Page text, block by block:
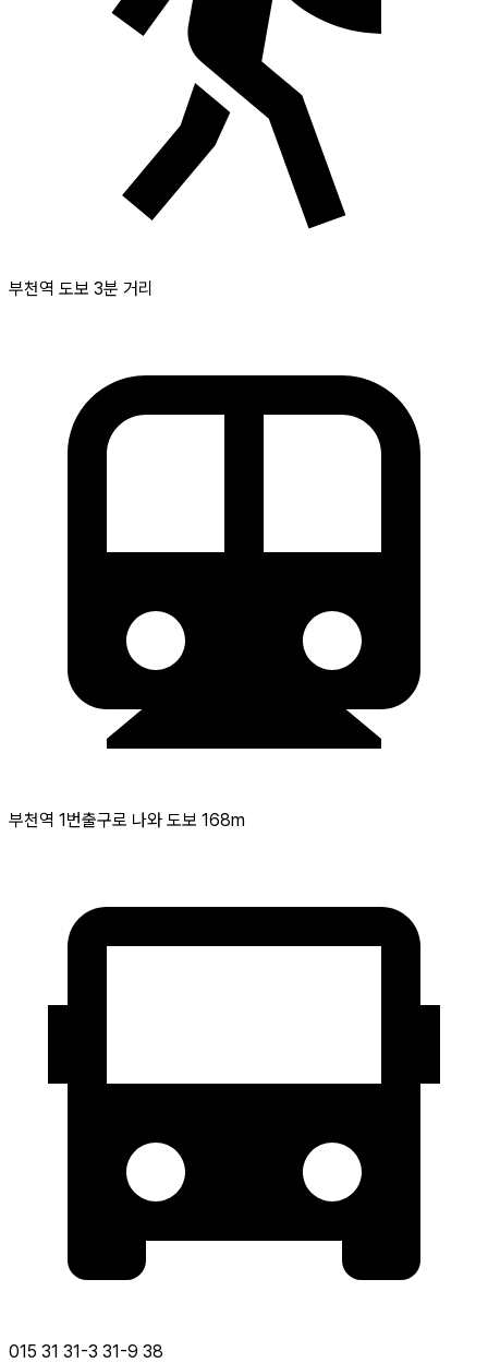
부천역 도보 3분 거리
부천역 1번출구로 나와 도보 168m
015 31 31-3 31-9 38